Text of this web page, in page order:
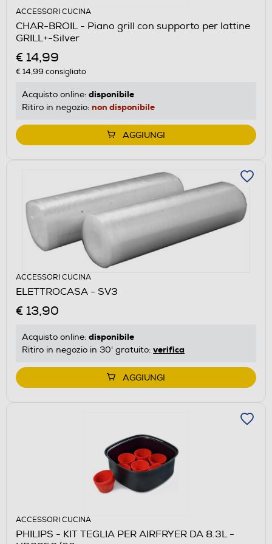
ACCESSORI CUCINA
CHAR-BROIL - Piano grill con supporto per lattine
GRILL+-Silver
€ 14,99
€ 14,99 consigliato
Acquisto online: disponibile
Ritiro in negozio: non disponibile
AGGIUNGI
ACCESSORI CUCINA
ELETTROCASA - SV3
€ 13,90
Acquisto online: disponibile
Ritiro in negozio in 30' gratuito: verifica
AGGIUNGI
ACCESSORI CUCINA
PHILIPS - KIT TEGLIA PER AIRFRYER DA 8.3L -